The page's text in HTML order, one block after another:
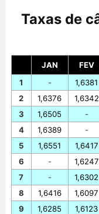
Taxas de
JAN FEV
1
2
3
4
5
6
7
8
9
-
1,6376
1,6505
1,6389
1,6551
-
-
1,6416
1,6285
1,6381
1,6342
-
-
1,6417
1,6247
1,6302
1,6097
1,6123